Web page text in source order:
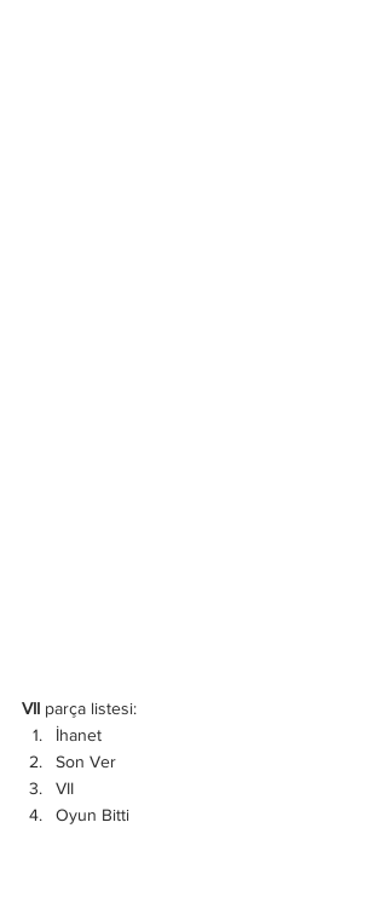
VII parça listesi:
İhanet
Son Ver
VII
Oyun Bitti